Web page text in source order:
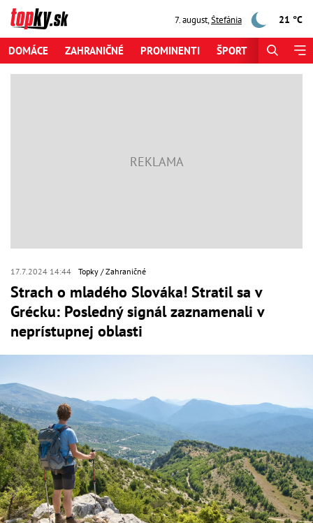
7. august,Štefánia 21 °C
DOMÁCE ZAHRANIČNÉ PROMINENTI ŠPORT
17.7.2024 14:44 Topky Zahraničné
Strach o mladého Slováka! Stratil sa v
Grécku: Posledný signál zaznamenali v
neprístupnej oblasti